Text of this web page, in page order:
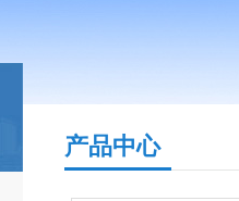
产品中心